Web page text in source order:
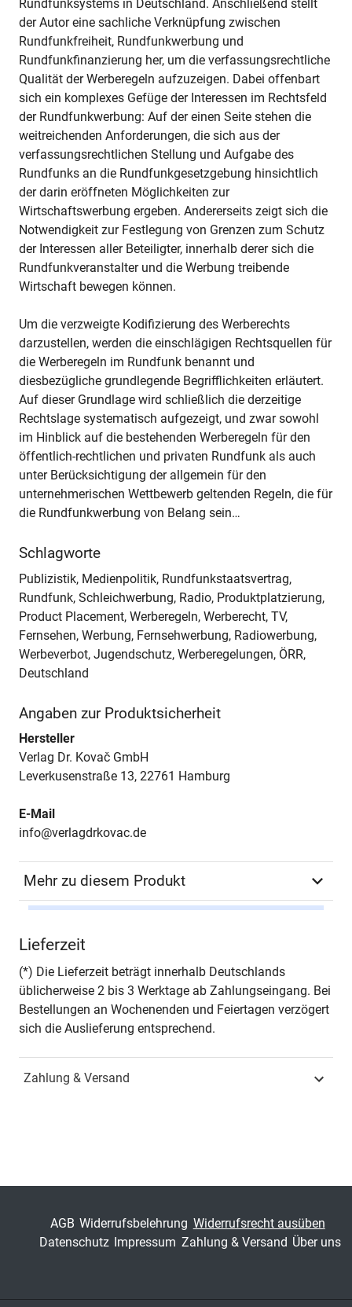
Rundfunksystems in Deutschland. Anschließend stellt
der Autor eine sachliche Verknüpfung zwischen
Rundfunkfreiheit, Rundfunkwerbung und
Rundfunkfinanzierung her, um die verfassungsrechtliche
Qualität der Werberegeln aufzuzeigen. Dabei offenbart
sich ein komplexes Gefüge der Interessen im Rechtsfeld
der Rundfunkwerbung: Auf der einen Seite stehen die
weitreichenden Anforderungen, die sich aus der
verfassungsrechtlichen Stellung und Aufgabe des
Rundfunks an die Rundfunkgesetzgebung hinsichtlich
der darin eröffneten Möglichkeiten zur
Wirtschaftswerbung ergeben. Andererseits zeigt sich die
Notwendigkeit zur Festlegung von Grenzen zum Schutz
der Interessen aller Beteiligter, innerhalb derer sich die
Rundfunkveranstalter und die Werbung treibende
Wirtschaft bewegen können.
Um die verzweigte Kodifizierung des Werberechts
darzustellen, werden die einschlägigen Rechtsquellen für
die Werberegeln im Rundfunk benannt und
diesbezügliche grundlegende Begrifflichkeiten erläutert.
Auf dieser Grundlage wird schließlich die derzeitige
Rechtslage systematisch aufgezeigt, und zwar sowohl
im Hinblick auf die bestehenden Werberegeln für den
öffentlich-rechtlichen und privaten Rundfunk als auch
unter Berücksichtigung der allgemein für den
unternehmerischen Wettbewerb geltenden Regeln, die für
die Rundfunkwerbung von Belang sein…
Schlagworte
Publizistik, Medienpolitik, Rundfunkstaatsvertrag,
Rundfunk, Schleichwerbung, Radio, Produktplatzierung,
Product Placement, Werberegeln, Werberecht, TV,
Fernsehen, Werbung, Fernsehwerbung, Radiowerbung,
Werbeverbot, Jugendschutz, Werberegelungen, ÖRR,
Deutschland
Angaben zur Produktsicherheit
Hersteller
Verlag Dr. Kovač GmbH
Leverkusenstraße 13, 22761 Hamburg
E-Mail
info@verlagdrkovac.de
Mehr zu diesem Produkt
Seiten 386
Jahr Hamburg 2017
Fachdisziplin
Band 43
Lieferzeit
(*) Die Lieferzeit beträgt innerhalb Deutschlands
üblicherweise 2 bis 3 Werktage ab Zahlungseingang. Bei
Bestellungen an Wochenenden und Feiertagen verzögert
sich die Auslieferung entsprechend.
Zahlung & Versand
AGB Widerrufsbelehrung Widerrufsrecht ausüben
Datenschutz Impressum Zahlung & Versand Über uns